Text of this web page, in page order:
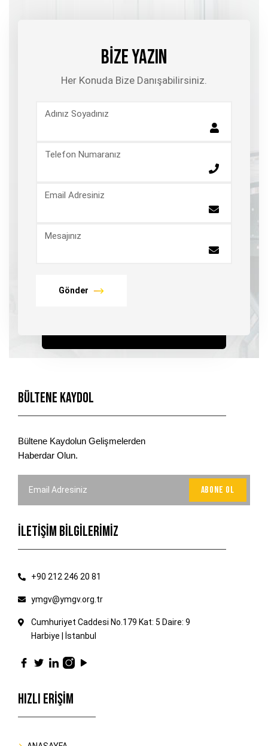
BİZE YAZIN
Her Konuda Bize Danışabilirsiniz.
Adınız Soyadınız
Telefon Numaranız
Email Adresiniz
Mesajınız
Gönder
Bültene Kaydol
Bültene Kaydolun Gelişmelerden
Haberdar Olun.
İLETİŞİM BİLGİLERİMİZ
+90 212 246 20 81
ymgv@ymgv.org.tr
Cumhuriyet Caddesi No.179 Kat: 5 Daire: 9
Harbiye | İstanbul
HIZLI ERİŞİM